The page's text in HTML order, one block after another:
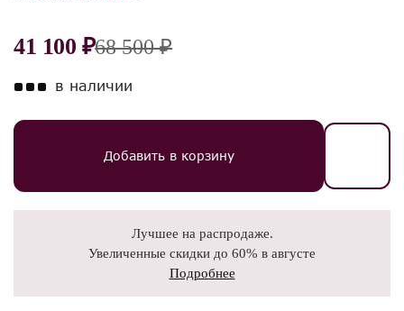
41 100 ₽68 500 ₽
в наличии
Добавить в корзину
Лучшее на распродаже.
Увеличенные скидки до 60% в августе
Подробнее